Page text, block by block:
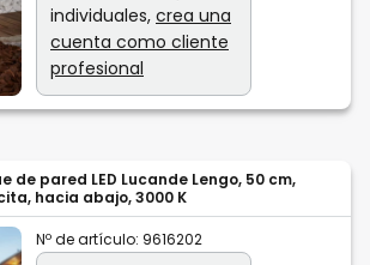
individuales, crea una
cuenta como cliente
profesional
de pared LED Lucande Lengo, 50 cm,
hacia abajo, 3000 K
Nº de artículo: 9616202